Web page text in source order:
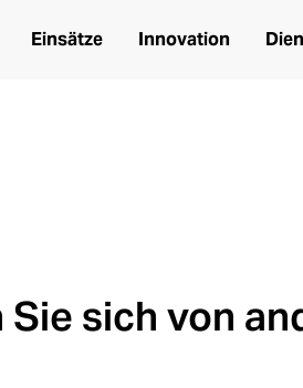
Einsätze Innovation
Sie sich von